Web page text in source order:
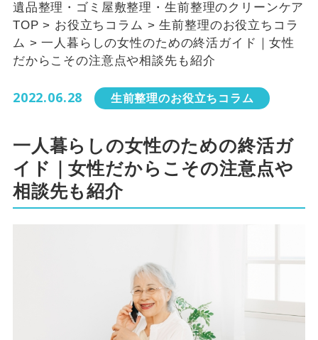
遺品整理・ゴミ屋敷整理・生前整理のクリーンケア
TOP > お役立ちコラム >生前整理のお役立ちコラ
ム >一人暮らしの女性のための終活ガイド｜女性
だからこその注意点や相談先も紹介
2022.06.28 生前整理のお役立ちコラム
一人暮らしの女性のための終活ガ
イド｜女性だからこその注意点や
相談先も紹介